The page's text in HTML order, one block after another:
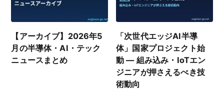
【アーカイブ】2026年5
月の半導体・AI・テック
ニュースまとめ
「次世代エッジAI半導
体」国家プロジェクト始
動 ― 組み込み・IoTエン
ジニアが押さえるべき技
術動向